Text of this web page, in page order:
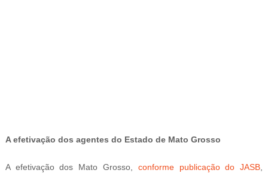
A efetivação dos agentes do Estado de Mato Grosso
A efetivação dos Mato Grosso, conforme publicação do JASB,